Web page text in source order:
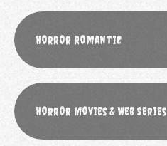
Horror Romantic
Horror Movies & Web Series